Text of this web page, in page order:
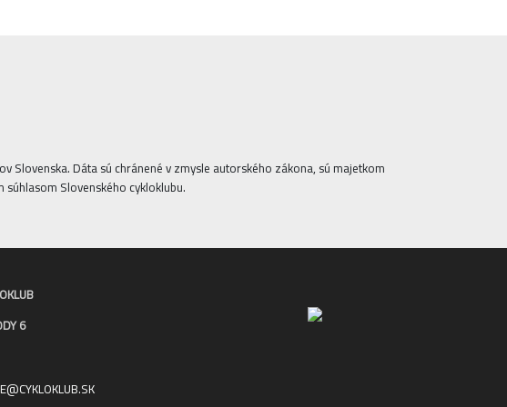
Slovenska. Dáta sú chránené v zmysle autorského zákona, sú majetkom
Slovenského cykloklubu.
6